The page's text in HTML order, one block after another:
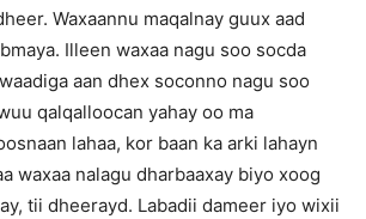
Waxaannu maqalnay guux aad
Illeen waxaa nagu soo socda
aan dhex soconno nagu soo
qalqalloocan yahay oo ma
lahaa, kor baan ka arki lahayn
waxaa nalagu dharbaaxay biyo xoog
tii dheerayd. Labadii dameer iyo wixii